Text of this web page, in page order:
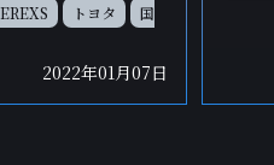
トヨタ
国
2022年01月07日